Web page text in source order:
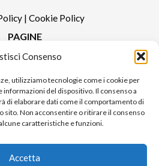
Consenso
utilizziamo tecnologie come i cookie per
del dispositivo. Il consenso a
di elaborare dati come il comportamento di
sito. Non acconsentire o ritirare il consenso
caratteristiche e funzioni.
Accetta
| Cookie Policy
PAGINE
Redazione
Contatti
Pubblicità
Sitemap
RUBRICHE